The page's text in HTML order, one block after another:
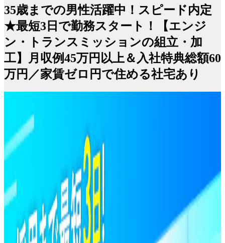
35歳までの男性活躍中！スピード内定
★最短3日で勤務スタート！【エンジ
ン・トランスミッションの組立・加
工】月収例45万円以上＆入社特典総額60
万円／家賃ゼロ円で住める社宅あり